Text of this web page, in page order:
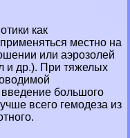
как
местно на
или аэрозолей
и др.). При тяжелых
большого
всего гемодеза из